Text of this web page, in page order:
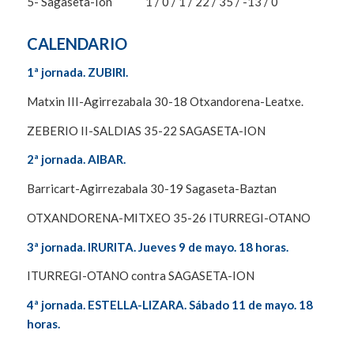
CALENDARIO
1ª jornada. ZUBIRI.
Matxin III-Agirrezabala 30-18 Otxandorena-Leatxe.
ZEBERIO II-SALDIAS 35-22 SAGASETA-ION
2ª jornada. AIBAR.
Barricart-Agirrezabala 30-19 Sagaseta-Baztan
OTXANDORENA-MITXEO 35-26 ITURREGI-OTANO
3ª jornada. IRURITA. Jueves 9 de mayo. 18 horas.
ITURREGI-OTANO contra SAGASETA-ION
4ª jornada. ESTELLA-LIZARA. Sábado 11 de mayo. 18
horas.